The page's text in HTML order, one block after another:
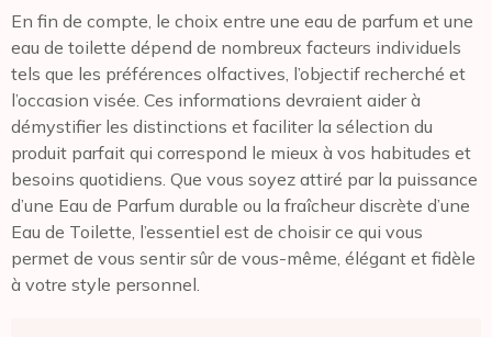
En fin de compte, le choix entre une eau de parfum et une
eau de toilette dépend de nombreux facteurs individuels
tels que les préférences olfactives, l’objectif recherché et
l’occasion visée. Ces informations devraient aider à
démystifier les distinctions et faciliter la sélection du
produit parfait qui correspond le mieux à vos habitudes et
besoins quotidiens. Que vous soyez attiré par la puissance
d’une Eau de Parfum durable ou la fraîcheur discrète d’une
Eau de Toilette, l’essentiel est de choisir ce qui vous
permet de vous sentir sûr de vous-même, élégant et fidèle
à votre style personnel.